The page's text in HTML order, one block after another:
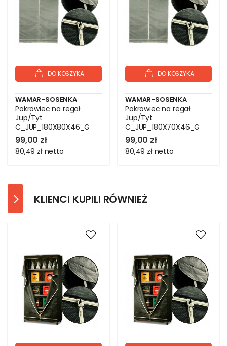
DO KOSZYKA
WAMAR-SOSENKA
Pokrowiec na regał
Jup/Tyt
C_JUP_180X80X46_G
99,00 zł
80,49 zł netto
DO KOSZYKA
WAMAR-SOSENKA
Pokrowiec na regał
Jup/Tyt
C_JUP_180X70X46_G
99,00 zł
80,49 zł netto
KLIENCI KUPILI RÓWNIEŻ